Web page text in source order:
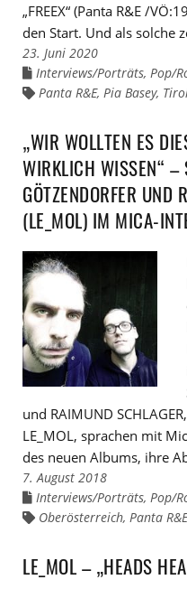
„FREEX“ (Panta R&E /
den Start. Und als solche
23. Juni 2020
Links
den
Interviews/Porträts, Pop/
Links
Panta R&E, Pia Basey,
„WIR WOLLTEN ES
WIRKLICH WISSEN“ –
GÖTZENDORFER UND
(LE_MOL) IM MICA-
und RAIMUND
LE_MOL, sprachen mit
des neuen Albums, ihre
7. August 2018
Links
den
Interviews/Porträts, Pop/
Links
Oberösterreich, Panta R&E
LE_MOL – „HEADS